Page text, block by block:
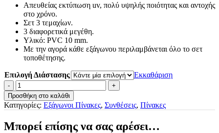
Απευθείας εκτύπωση uv, πολύ υψηλής ποιότητας και αντοχής
στο χρόνο.
Σετ 3 τεμαχίων.
3 διαφορετικά μεγέθη.
Υλικό: PVC 10 mm.
Με την αγορά κάθε εξάγωνου περιλαμβάνεται όλο το σετ
τοποθέτησης.
Επιλογή Διάστασης
Εκκαθάριση
Τρίπτυχοι
Εξάγωνοι
Πίνακες
Χρυσά
ποσότητα
Προσθήκη στο καλάθι
Κατηγορίες: Εξάγωνοι Πίνακες, Συνθέσεις, Πίνακες
Μπορεί επίσης να σας αρέσει…